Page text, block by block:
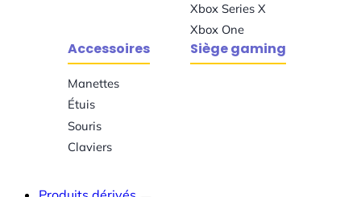
Xbox Series X
Xbox One
Accessoires
Manettes
Étuis
Souris
Claviers
Siège gaming